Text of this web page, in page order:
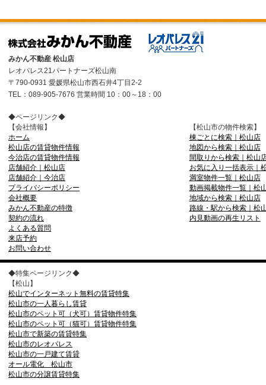
みかん不動産 松山店
レオパレス21パートナーズ松山南
〒790-0931 愛媛県松山市西石井4丁目2-2
TEL：089-905-7676 営業時間 10：00～18：00
◆ページリンク◆
【会社情報】
ホーム
松山店の賃貸物件情報
今治店の賃貸物件情報
店舗紹介｜松山店
店舗紹介｜今治店
プライバシーポリシー
会社概要
みかん不動産の特徴
契約の流れ
よくある質問
来店予約
お問い合わせ
【松山市の物件検索】
棟ごとに検索｜松山店
地図から検索｜松山店
間取りから検索｜松山
お気に入り一括表示｜
満室物件一覧｜松山店
動画掲載物件一覧｜松
地域から検索｜松山店
路線・駅から検索｜松
内見動画の再生リスト
◆特集ページリンク◆
【松山】
松山でインターネット無料の賃貸特集
松山市の一人暮らし賃貸
松山市のペット可（犬可）賃貸物件特集
松山市のペット可（猫可）賃貸物件特集
松山市で新築の賃貸特集
松山市のレオパレス
松山市の一戸建て賃貸
オール電化 松山市
松山市の分譲賃貸特集